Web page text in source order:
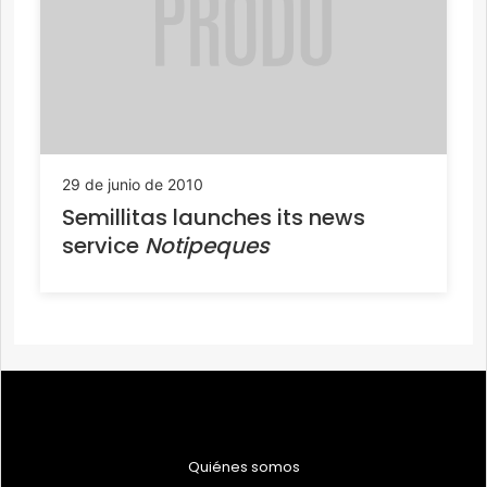
29 de junio de 2010
Semillitas launches its news
service Notipeques
Quiénes somos